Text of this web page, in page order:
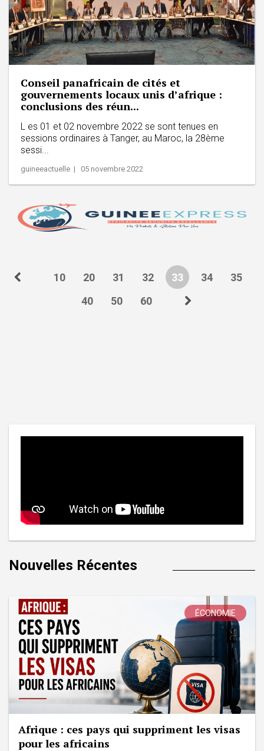
Conseil panafricain de cités et
gouvernements locaux unis d’afrique :
conclusions des réun...
L es 01 et 02 novembre 2022 se sont tenues en
sessions ordinaires à Tanger, au Maroc, la 28ème
sessi...
guineeactuelle | 05 novembre 2022
10 20 31 32 33 34
35
40
50 60
Nouvelles Récentes
ÉCONOMIE
Afrique : ces pays qui suppriment les visas
pour les africains